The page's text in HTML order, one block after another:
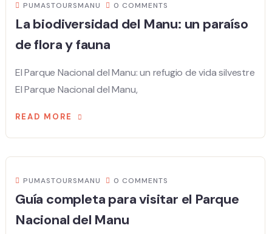
PUMASTOURSMANU 0 COMMENTS
La biodiversidad del Manu: un paraíso
de flora y fauna
El Parque Nacional del Manu: un refugio de vida silvestre
El Parque Nacional del Manu,
READ MORE
PUMASTOURSMANU 0 COMMENTS
Guía completa para visitar el Parque
Nacional del Manu